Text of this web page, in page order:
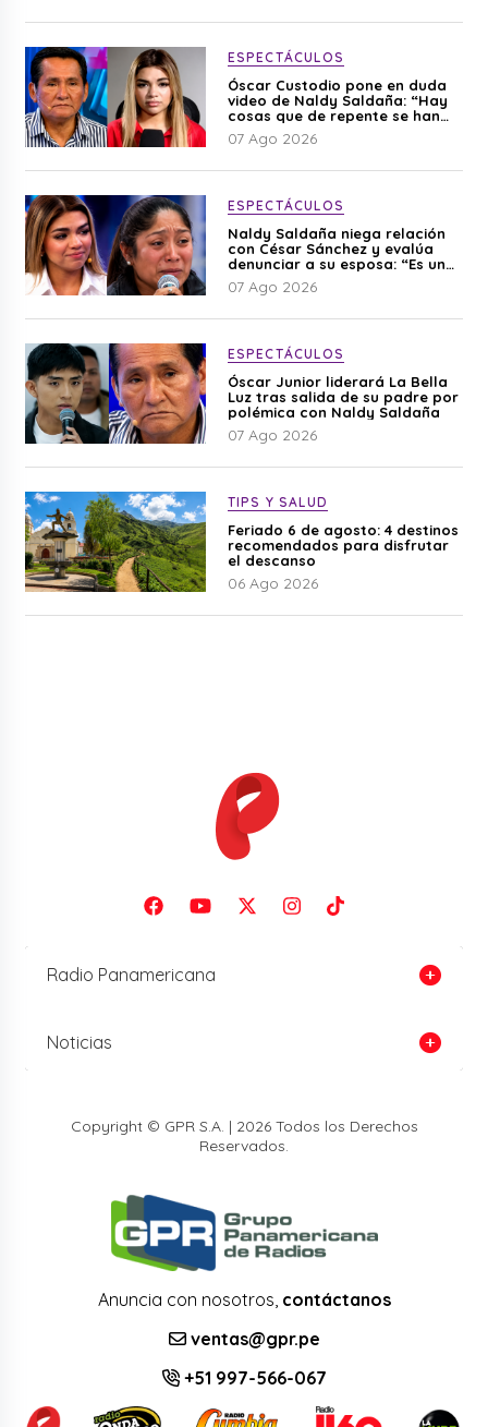
ESPECTÁCULOS
Óscar Custodio pone en duda
video de Naldy Saldaña: “Hay
cosas que de repente se han
editado”
07 Ago 2026
ESPECTÁCULOS
Naldy Saldaña niega relación
con César Sánchez y evalúa
denunciar a su esposa: “Es una
difamación”
07 Ago 2026
ESPECTÁCULOS
Óscar Junior liderará La Bella
Luz tras salida de su padre por
polémica con Naldy Saldaña
07 Ago 2026
TIPS Y SALUD
Feriado 6 de agosto: 4 destinos
recomendados para disfrutar
el descanso
06 Ago 2026
Radio Panamericana
Noticias
Copyright © GPR S.A. | 2026 Todos los Derechos
Reservados.
Anuncia con nosotros, contáctanos
ventas@gpr.pe
+51 997-566-067